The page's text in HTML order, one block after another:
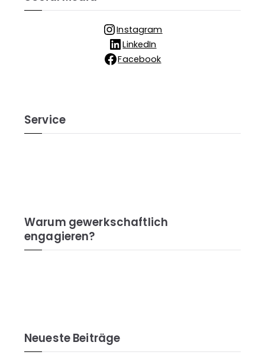
Instagram
LinkedIn
Facebook
Service
Warum gewerkschaftlich
engagieren?
Neueste Beiträge